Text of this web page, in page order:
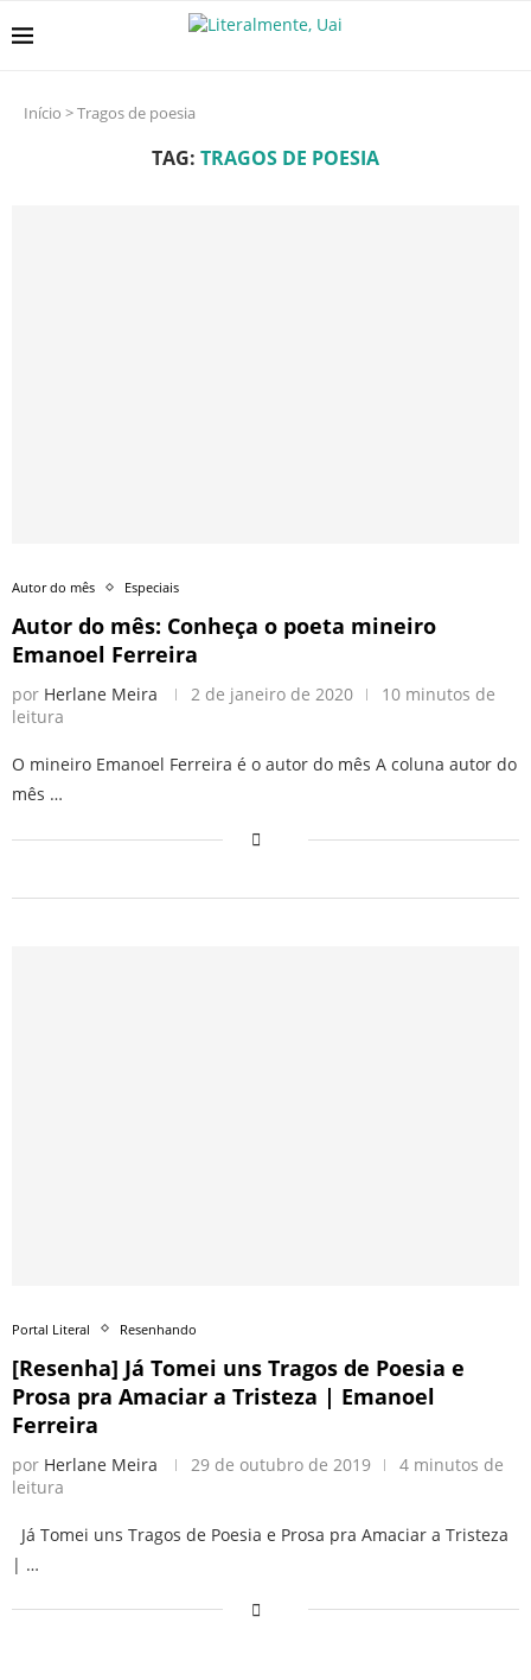
Início >Tragos de poesia
TAG: TRAGOS DE POESIA
Autor do mês Especiais
Autor do mês: Conheça o poeta mineiro
Emanoel Ferreira
por Herlane Meira 2 de janeiro de 2020
10 minutos de
leitura
O mineiro Emanoel Ferreira é o autor do mês A coluna autor do
mês …
Portal Literal Resenhando
[Resenha] Já Tomei uns Tragos de Poesia e
Prosa pra Amaciar a Tristeza | Emanoel
Ferreira
por Herlane Meira 29 de outubro de 2019
4 minutos de
leitura
Já Tomei uns Tragos de Poesia e Prosa pra Amaciar a Tristeza
| …